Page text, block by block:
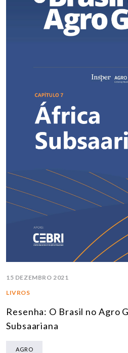
15 DEZEMBRO 2021
LIVROS
Resenha: O Brasil no Agro
Subsaariana
AGRO